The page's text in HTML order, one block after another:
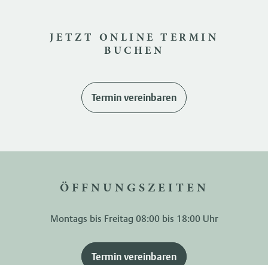
JETZT ONLINE TERMIN
BUCHEN
Termin vereinbaren
ÖFFNUNGSZEITEN
Montags bis Freitag 08:00 bis 18:00 Uhr
Termin vereinbaren